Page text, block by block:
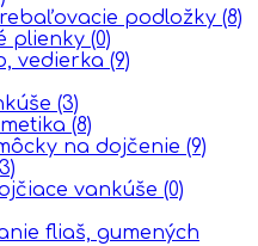
podložky (8)
plienky (0)
vedierka (9)
(3)
(8)
na dojčenie (9)
vankúše (0)
fliaš, gumených